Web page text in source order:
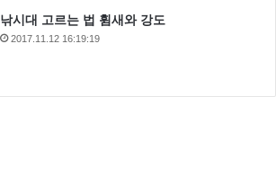
낚시대 고르는 법 휨새와 강도
2017.11.12 16:19:19